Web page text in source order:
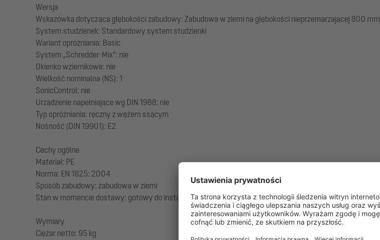
Wersja
Wskazówka dotycząca głębokości zabudowy: Zabudowa w ziemi na głębokości nieprzemarzającej 800 mm
System studzienek: Standardowy system studzienki
Wariant opróżniania: Basic
System „Schredder-Mix“: nie
Okienko wziernikowe: nie
Wielkość nominalna (NS): 1
SonicControl: nie
Urządzenie napełniające wg DIN 1988: nie
Typ opróżniania: ręczny z wężem ssącym
Nośność (DIN 19901): E2
Cechy ogólne
Materiał: PE
Norma: EN 1825: 2004
Sposób zabudowy: zabudowa w ziemi
Stan w momencie dostawy: gotowy do instalacji (części łączące do podłączenia w miejscu instalacji)
Wymiary
Ciężar netto: 95 kg